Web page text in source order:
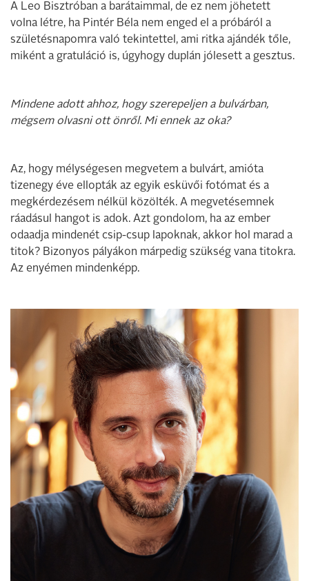
A Leo Bisztróban a barátaimmal, de ez nem jöhetett
volna létre, ha Pintér Béla nem enged el a próbáról a
születésnapomra való tekintettel, ami ritka ajándék tőle,
miként a gratuláció is, úgyhogy duplán jólesett a gesztus.
Mindene adott ahhoz, hogy szerepeljen a bulvárban,
mégsem olvasni ott önről. Mi ennek az oka?
Az, hogy mélységesen megvetem a bulvárt, amióta
tizenegy éve ellopták az egyik esküvői fotómat és a
megkérdezésem nélkül közölték. A megvetésemnek
ráadásul hangot is adok. Azt gondolom, ha az ember
odaadja mindenét csip-csup lapoknak, akkor hol marad a
titok? Bizonyos pályákon márpedig szükség vana titokra.
Az enyémen mindenképp.